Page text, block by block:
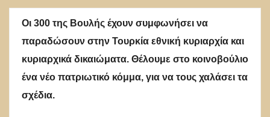
Οι 300 της Βουλής έχουν συμφωνήσει να
παραδώσουν στην Τουρκία εθνική κυριαρχία και
κυριαρχικά δικαιώματα. Θέλουμε στο κοινοβούλιο
ένα νέο πατριωτικό κόμμα, για να τους χαλάσει τα
σχέδια.